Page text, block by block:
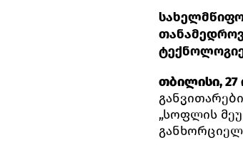
თბილისი, 27
„სოფლის